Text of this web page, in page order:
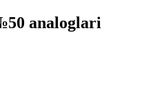
analoglari